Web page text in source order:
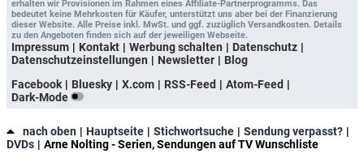
erhalten wir Provisionen im Rahmen eines Affiliate-Partnerprogramms. Das
bedeutet keine Mehrkosten für Käufer, unterstützt uns aber bei der Finanzierung
dieser Website. Alle Preise inkl. MwSt. und ggf. zuzüglich Versandkosten. Details
zu den Angeboten finden sich auf der jeweiligen Webseite.
Impressum Kontakt Werbung schalten
Datenschutz
Datenschutzeinstellungen
Newsletter
Blog
Facebook
Bluesky X.com RSS-Feed
Atom-Feed
Dark-Mode
nach oben Hauptseite Stichwortsuche
Sendung verpasst?
DVDs
Arne Nolting - Serien, Sendungen auf TV Wunschliste